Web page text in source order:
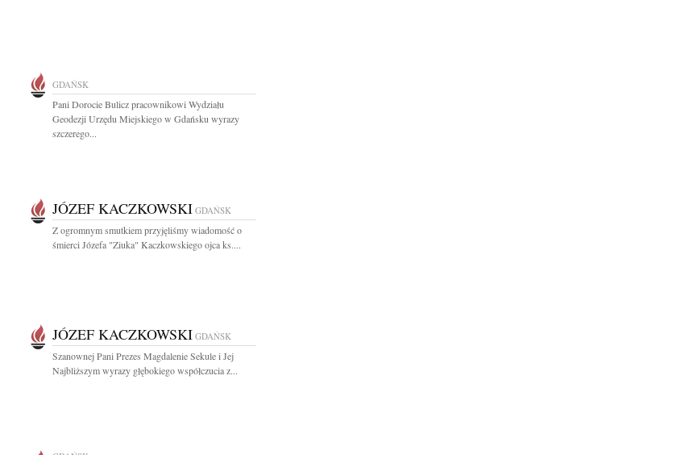
GDAŃSK
Pani Dorocie Bulicz pracownikowi Wydziału
Geodezji Urzędu Miejskiego w Gdańsku wyrazy
szczerego...
JÓZEF KACZKOWSKI GDAŃSK
Z ogromnym smutkiem przyjęliśmy wiadomość o
śmierci Józefa "Ziuka" Kaczkowskiego ojca ks....
JÓZEF KACZKOWSKI GDAŃSK
Szanownej Pani Prezes Magdalenie Sekule i Jej
Najbliższym wyrazy głębokiego współczucia z...